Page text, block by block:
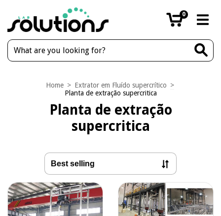
0
Home > Extrator em Fluído supercrítico >
Planta de extração supercritica
Planta de extração
supercritica